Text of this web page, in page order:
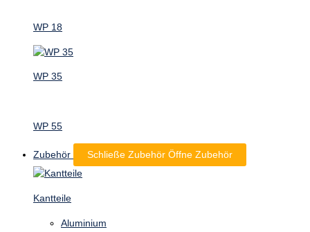
WP 18
WP 35
WP 55
Zubehör Schließe Zubehör Öffne Zubehör
Kantteile
Aluminium